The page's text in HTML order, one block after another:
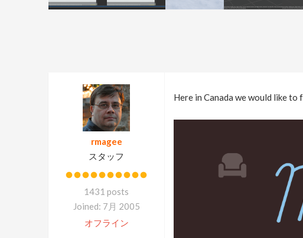
rmagee
スタッフ
1431 posts
Joined: 7月 2005
オフライン
Here in Canada we would like